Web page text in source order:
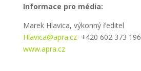
Informace pro média:
Marek Hlavica, výkonný ředitel
Hlavica@apra.cz+420 602 373 196
www.apra.cz